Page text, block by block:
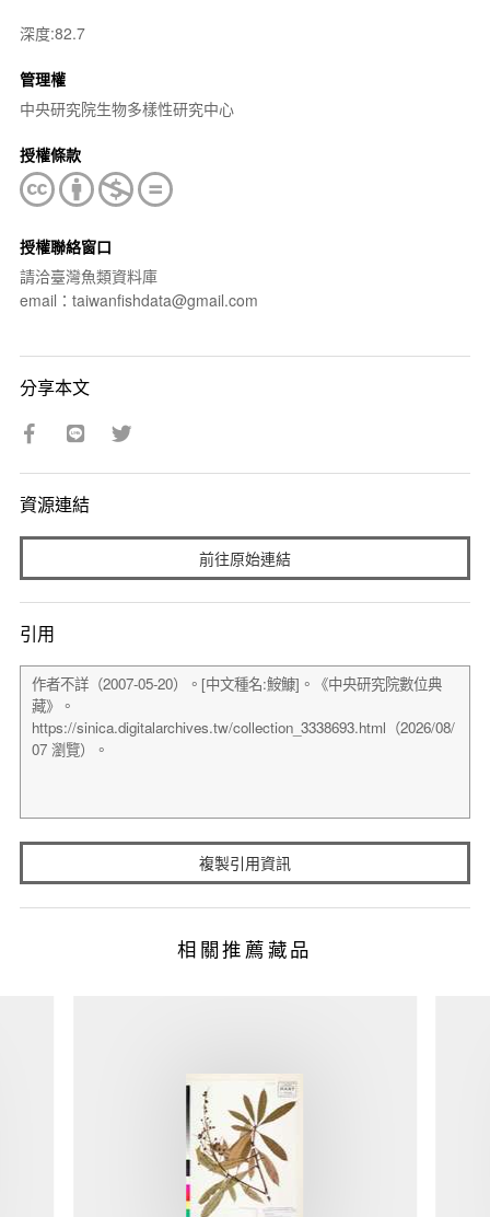
深度:82.7
管理權
中央研究院生物多樣性研究中心
授權條款
授權聯絡窗口
請洽臺灣魚類資料庫
email：taiwanfishdata@gmail.com
分享本文
資源連結
前往原始連結
引用
複製引用資訊
相關推薦藏品